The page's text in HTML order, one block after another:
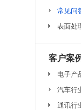
常见问
表面处
客户案
电子产
汽车行
通讯行
机器人电机座